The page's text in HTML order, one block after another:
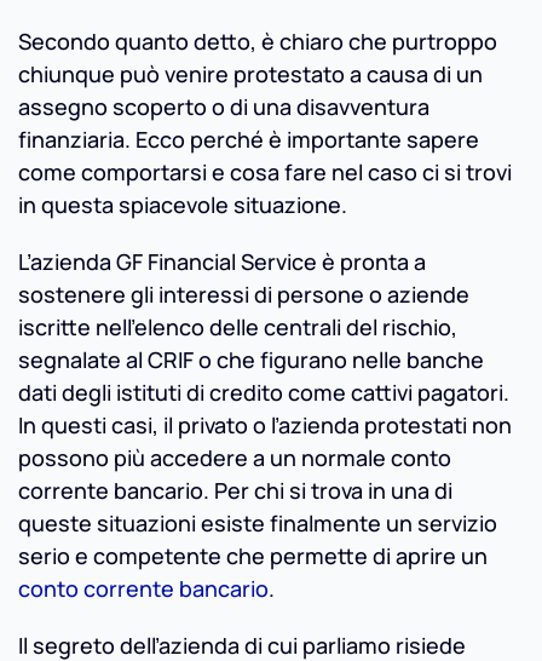
Secondo quanto detto, è chiaro che purtroppo
chiunque può venire protestato a causa di un
assegno scoperto o di una disavventura
finanziaria. Ecco perché è importante sapere
come comportarsi e cosa fare nel caso ci si trovi
in questa spiacevole situazione.
L’azienda GF Financial Service è pronta a
sostenere gli interessi di persone o aziende
iscritte nell’elenco delle centrali del rischio,
segnalate al CRIF o che figurano nelle banche
dati degli istituti di credito come cattivi pagatori.
In questi casi, il privato o l’azienda protestati non
possono più accedere a un normale conto
corrente bancario. Per chi si trova in una di
queste situazioni esiste finalmente un servizio
serio e competente che permette di aprire un
conto corrente bancario.
Il segreto dell’azienda di cui parliamo risiede